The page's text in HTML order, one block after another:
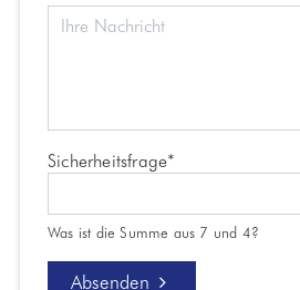
Pflichtfeld
Sicherheitsfrage*
Was ist die Summe aus 7 und 4?
Absenden